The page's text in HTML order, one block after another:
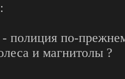
полиция по-
и магнитолы ?